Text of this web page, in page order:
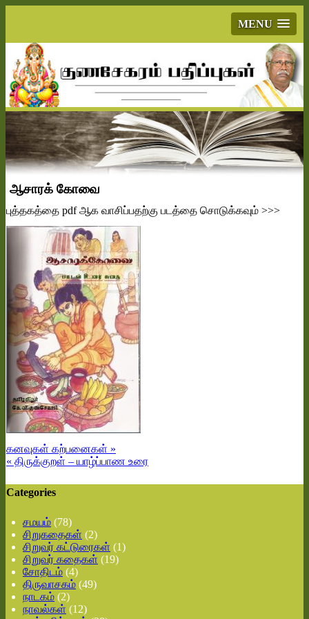
MENU
ஆசாரக் கோவை
புத்தகத்தை pdfஆக வாசிப்பதற்கு படத்தை சொடுக்கவும் >>>
கனவுகள் கற்பனைகள் »
« திருக்குறள் – யாழ்ப்பாண உரை
Categories
சமயம் (78)
சிறுகதைகள் (2)
சிறுவர் கட்டுரைகள் (1)
சிறுவர் கதைகள் (19)
சோதிடம் (4)
திருவாசகம் (49)
நாடகம் (2)
நாவல்கள் (12)